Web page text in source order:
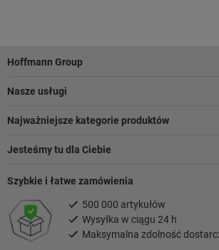
Stopka
Hoffmann Group
Nasze usługi
Najważniejsze kategorie produktów
Jesteśmy tu dla Ciebie
Szybkie i łatwe zamówienia
500 000 artykułów
Wysyłka w ciągu 24 h
Maksymalna zdolność